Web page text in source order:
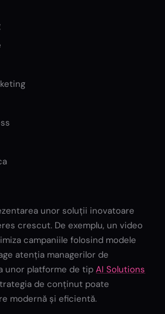
unor soluții inovatoare
crescut. De exemplu, un video
campaniile folosind modele
atenția managerilor de
unor platforme de tipAI Solutions
de conținut poate
modernă și eficientă.